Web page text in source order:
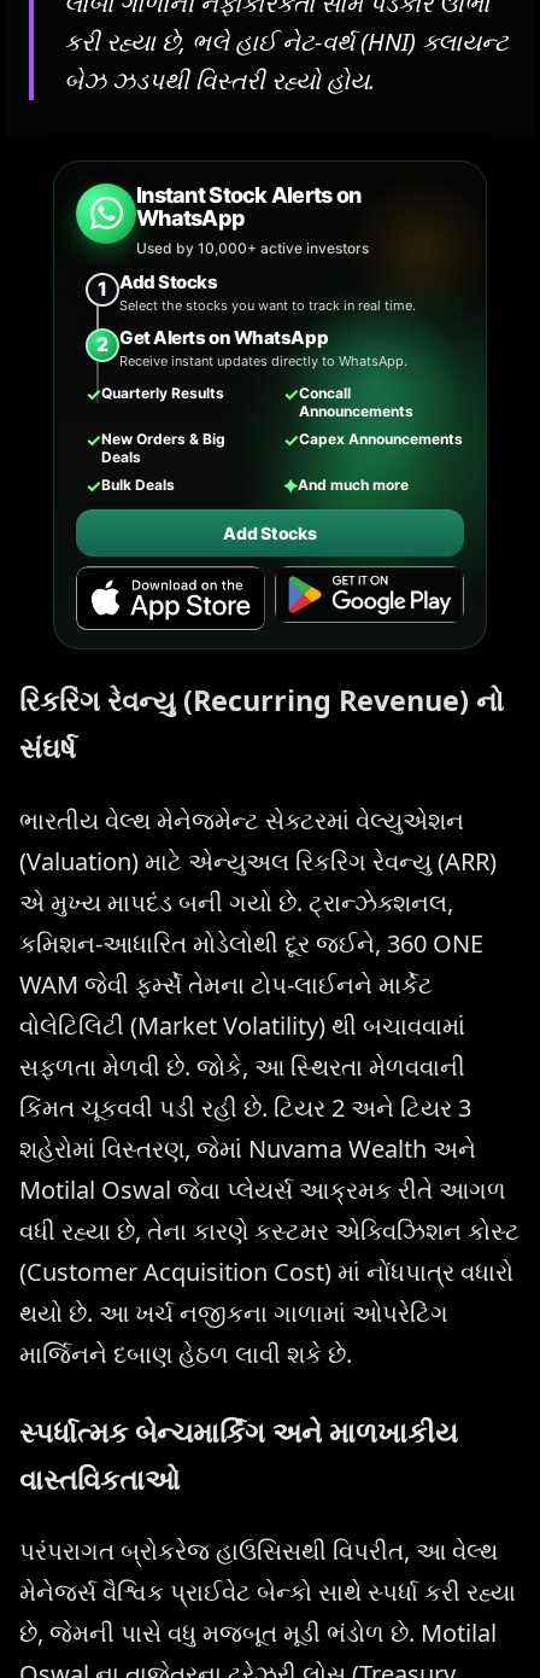
કરી રહ્યા છે, ભલે હાઈ નેટ-વર્થ (HNI) ક્લાયન્ટ
બેઝ ઝડપથી વિસ્તરી રહ્યો હોય.
Instant Stock Alerts on
WhatsApp
Used by 10,000+ active investors
1 Add Stocks
Select the stocks you want to track in real time.
2 Get Alerts on WhatsApp
Receive instant updates directly to WhatsApp.
✓Quarterly Results ✓Concall
Announcements
✓New Orders & Big
Deals
✓Capex Announcements
✓Bulk Deals ✦And much more
Add Stocks
રિકરિંગ રેવન્યુ (Recurring Revenue) નો
સંઘર્ષ
ભારતીય વેલ્થ મેનેજમેન્ટ સેક્ટરમાં વેલ્યુએશન
(Valuation) માટે એન્યુઅલ રિકરિંગ રેવન્યુ (ARR)
એ મુખ્ય માપદંડ બની ગયો છે. ટ્રાન્ઝેક્શનલ,
કમિશન-આધારિત મોડેલોથી દૂર જઈને, 360 ONE
WAM જેવી ફર્મ્સે તેમના ટોપ-લાઈનને માર્કેટ
વોલેટિલિટી (Market Volatility) થી બચાવવામાં
સફળતા મેળવી છે. જોકે, આ સ્થિરતા મેળવવાની
કિંમત ચૂકવવી પડી રહી છે. ટિયર 2 અને ટિયર 3
શહેરોમાં વિસ્તરણ, જેમાં Nuvama Wealth અને
Motilal Oswal જેવા પ્લેયર્સ આક્રમક રીતે આગળ
વધી રહ્યા છે, તેના કારણે કસ્ટમર એક્વિઝિશન કોસ્ટ
(Customer Acquisition Cost) માં નોંધપાત્ર વધારો
થયો છે. આ ખર્ચ નજીકના ગાળામાં ઓપરેટિંગ
માર્જિનને દબાણ હેઠળ લાવી શકે છે.
સ્પર્ધાત્મક બેન્ચમાર્કિંગ અને માળખાકીય
વાસ્તવિકતાઓ
પરંપરાગત બ્રોકરેજ હાઉસિસથી વિપરીત, આ વેલ્થ
મેનેજર્સ વૈશ્વિક પ્રાઈવેટ બેન્કો સાથે સ્પર્ધા કરી રહ્યા
છે, જેમની પાસે વધુ મજબૂત મૂડી ભંડોળ છે. Motilal